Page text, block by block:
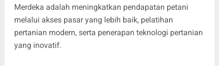
Merdeka adalah meningkatkan pendapatan petani
melalui akses pasar yang lebih baik, pelatihan
pertanian modern, serta penerapan teknologi pertanian
yang inovatif.